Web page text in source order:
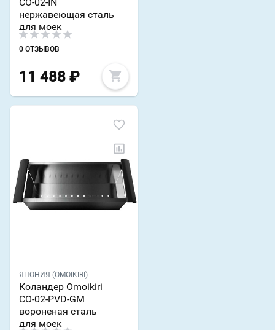
нержавеющая сталь
для моек
0 ОТЗЫВОВ
11 488 ₽
ЯПОНИЯ (OMOIKIRI)
Коландер Omoikiri
CO-02-PVD-GM
вороненая сталь
для моек